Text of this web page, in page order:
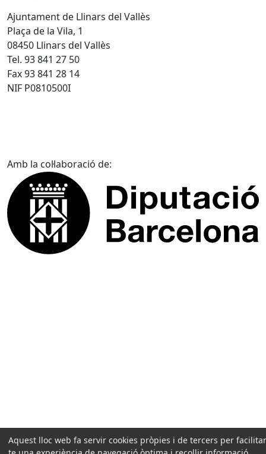
Ajuntament de Llinars del Vallès
Plaça de la Vila, 1
08450 Llinars del Vallès
Tel. 93 841 27 50
Fax 93 841 28 14
NIF P0810500I
Amb la col·laboració de:
Aquest lloc web fa servir cookies pròpies i de tercers per